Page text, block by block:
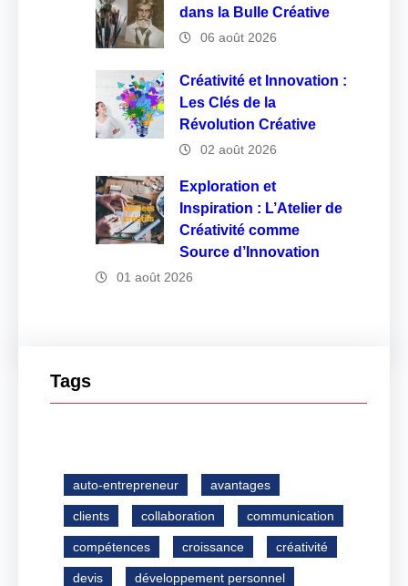
dans la Bulle Créative
06 août 2026
Créativité et Innovation :
Les Clés de la
Révolution Créative
02 août 2026
Exploration et
Inspiration : L’Atelier de
Créativité comme
Source d’Innovation
01 août 2026
Tags
auto-entrepreneur avantages
clients collaboration communication
compétences croissance créativité
devis développement personnel